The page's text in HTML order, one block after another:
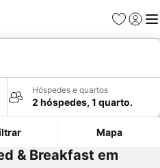
Favoritos
Iniciar
Hóspedes e quartos
2 hóspedes, 1 quarto.
Mapa
& Breakfast em